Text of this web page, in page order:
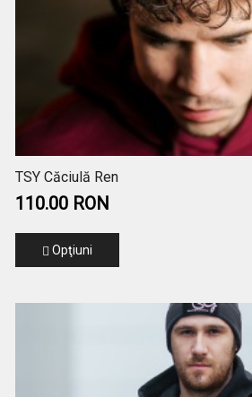
TSY Căciulă Ren
110.00 RON
Opţiuni